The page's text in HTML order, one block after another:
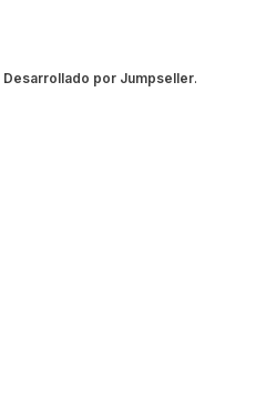
Desarrollado por Jumpseller.